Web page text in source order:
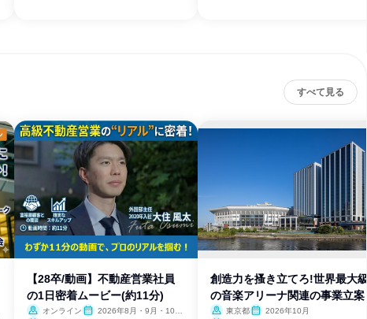
すべて見る
【28卒/動画】不動産営業社員
の1日密着ムービー(約11分)
オンライン
2026年8月・9月・10
創造力を搔き立てろ!世界最大級
の音楽アリーナ関連の事業立案
東京都
2026年10月